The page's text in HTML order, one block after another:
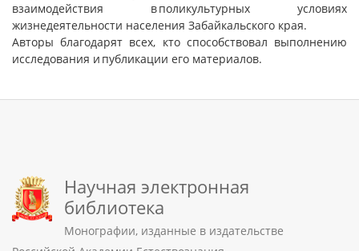
взаимодействия в поликультурных условиях
жизнедеятельности населения Забайкальского края.
Авторы благодарят всех, кто способствовал выполнению
исследования и публикации его материалов.
Научная электронная
библиотека
Монографии, изданные в издательстве